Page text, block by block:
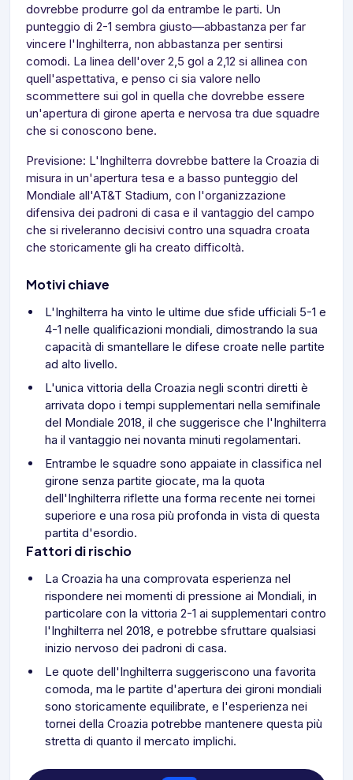
dovrebbe produrre gol da entrambe le parti. Un
punteggio di 2-1 sembra giusto—abbastanza per far
vincere l'Inghilterra, non abbastanza per sentirsi
comodi. La linea dell'over 2,5 gol a 2,12 si allinea con
quell'aspettativa, e penso ci sia valore nello
scommettere sui gol in quella che dovrebbe essere
un'apertura di girone aperta e nervosa tra due squadre
che si conoscono bene.
Previsione: L'Inghilterra dovrebbe battere la Croazia di
misura in un'apertura tesa e a basso punteggio del
Mondiale all'AT&T Stadium, con l'organizzazione
difensiva dei padroni di casa e il vantaggio del campo
che si riveleranno decisivi contro una squadra croata
che storicamente gli ha creato difficoltà.
Motivi chiave
L'Inghilterra ha vinto le ultime due sfide ufficiali 5-1 e
4-1 nelle qualificazioni mondiali, dimostrando la sua
capacità di smantellare le difese croate nelle partite
ad alto livello.
L'unica vittoria della Croazia negli scontri diretti è
arrivata dopo i tempi supplementari nella semifinale
del Mondiale 2018, il che suggerisce che l'Inghilterra
ha il vantaggio nei novanta minuti regolamentari.
Entrambe le squadre sono appaiate in classifica nel
girone senza partite giocate, ma la quota
dell'Inghilterra riflette una forma recente nei tornei
superiore e una rosa più profonda in vista di questa
partita d'esordio.
Fattori di rischio
La Croazia ha una comprovata esperienza nel
rispondere nei momenti di pressione ai Mondiali, in
particolare con la vittoria 2-1 ai supplementari contro
l'Inghilterra nel 2018, e potrebbe sfruttare qualsiasi
inizio nervoso dei padroni di casa.
Le quote dell'Inghilterra suggeriscono una favorita
comoda, ma le partite d'apertura dei gironi mondiali
sono storicamente equilibrate, e l'esperienza nei
tornei della Croazia potrebbe mantenere questa più
stretta di quanto il mercato implichi.